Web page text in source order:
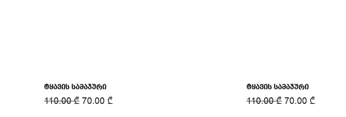
ტყავის სამაჯური
110.00₾ 70.00 ₾
ტყავის სამაჯური
110.00₾ 70.00 ₾